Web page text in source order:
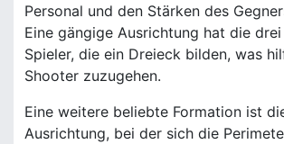
Personal und den Stärken des
Eine gängige Ausrichtung hat die
Spieler, die ein Dreieck bilden, was
Shooter zuzugehen.
Eine weitere beliebte Formation ist
Ausrichtung, bei der sich die